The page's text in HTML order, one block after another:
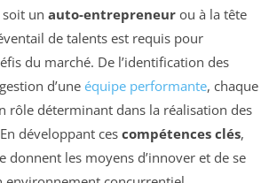
soit un auto-entrepreneur ou à la tête
de talents est requis pour
du marché. De l’identification des
d’une équipe performante, chaque
rôle déterminant dans la réalisation des
développant ces compétences clés,
donnent les moyens d’innover et de se